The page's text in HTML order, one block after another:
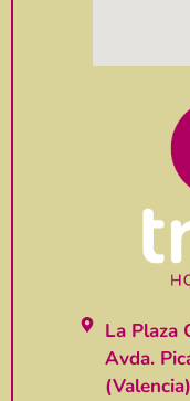
La Plaza
Avda.
(Valencia)